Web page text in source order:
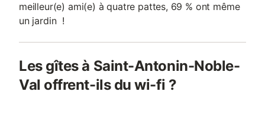
meilleur(e) ami(e) à quatre pattes, 69 % ont même
un jardin !
Les gîtes à Saint-Antonin-Noble-
Val offrent-ils du wi-fi ?